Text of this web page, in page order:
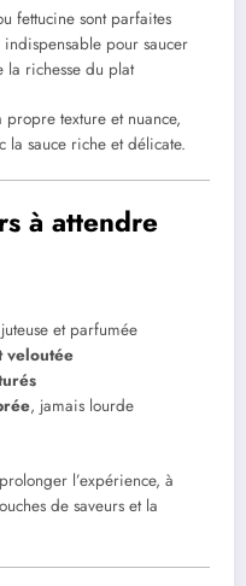
fettucine sont parfaites
pour saucer
richesse du plat
texture et nuance,
la sauce riche et délicate.
à attendre
et parfumée
veloutée
, jamais lourde
l’expérience, à
de saveurs et la